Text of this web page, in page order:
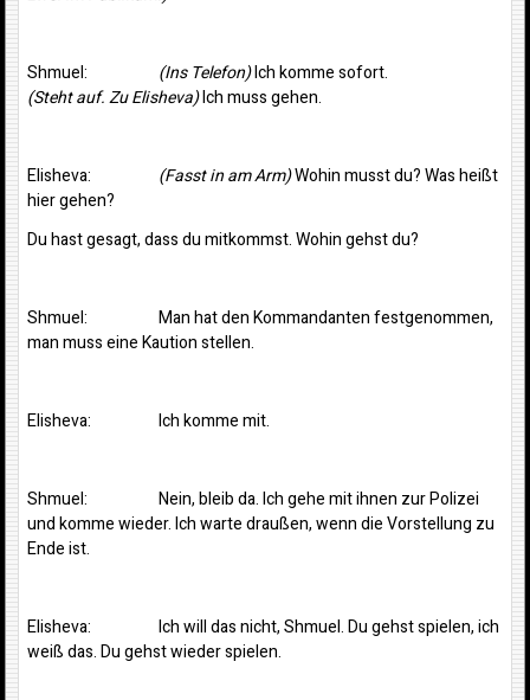
Shmuel: (Ins Telefon)Ich komme sofort.
(Steht auf. Zu Elisheva)Ich muss gehen.
Elisheva: (Fasst in am Arm)Wohin musst du? Was heißt
hier gehen?
Du hast gesagt, dass du mitkommst. Wohin gehst du?
Shmuel: Man hat den Kommandanten festgenommen,
man muss eine Kaution stellen.
Elisheva: Ich komme mit.
Shmuel: Nein, bleib da. Ich gehe mit ihnen zur Polizei
und komme wieder. Ich warte draußen, wenn die Vorstellung zu
Ende ist.
Elisheva: Ich will das nicht, Shmuel. Du gehst spielen, ich
weiß das. Du gehst wieder spielen.